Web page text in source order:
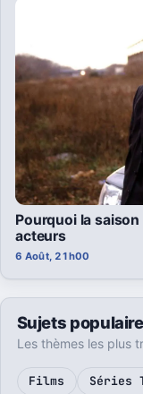
Pourquoi la saison
acteurs
6 Août, 21h00
Sujets
Les thèmes les plus
Films Séries